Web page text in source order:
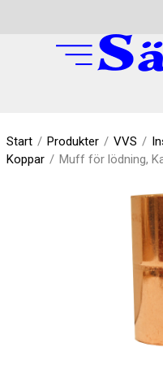
Start / Produkter / VVS /
Koppar / Muff för lödning,